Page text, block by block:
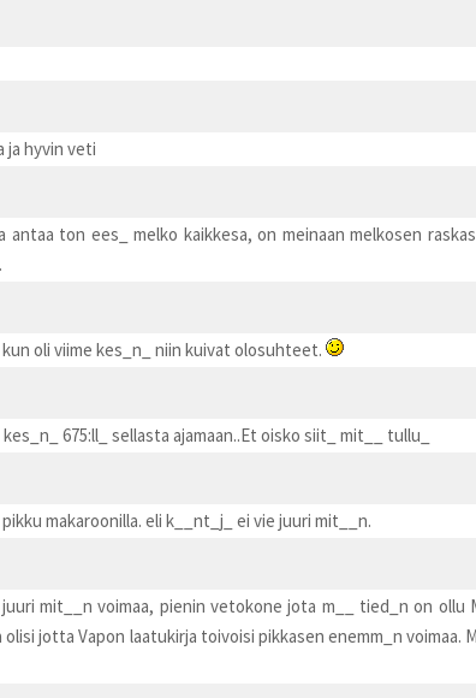
ja hyvin veti
ton ees_ melko kaikkesa, on meinaan melkosen
oli viime kes_n_ niin kuivat olosuhteet.
675:ll_ sellasta ajamaan..Et oisko siit_ mit__ tullu_
makaroonilla. eli k__nt_j_ ei vie juuri mit__n.
mit__n voimaa, pienin vetokone jota m__ tied_n on ollu
jotta Vapon laatukirja toivoisi pikkasen enemm_n voimaa.